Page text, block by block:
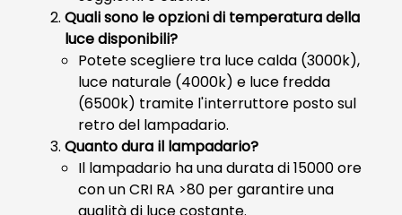
Quali sono le opzioni di temperatura della
luce disponibili?
Potete scegliere tra luce calda (3000k),
luce naturale (4000k) e luce fredda
(6500k) tramite l'interruttore posto sul
retro del lampadario.
Quanto dura il lampadario?
Il lampadario ha una durata di 15000 ore
con un CRI RA >80 per garantire una
qualità di luce costante.